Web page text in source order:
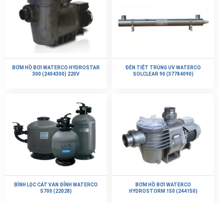
BƠM HỒ BƠI WATERCO HYDROSTAR
300 (2404300) 220V
ĐÈN TIỆT TRÙNG UV WATERCO
SOLCLEAR 90 (37784090)
BÌNH LỌC CÁT VAN ĐỈNH WATERCO
S700 (22028)
BƠM HỒ BƠI WATERCO
HYDROSTORM 150 (244150)